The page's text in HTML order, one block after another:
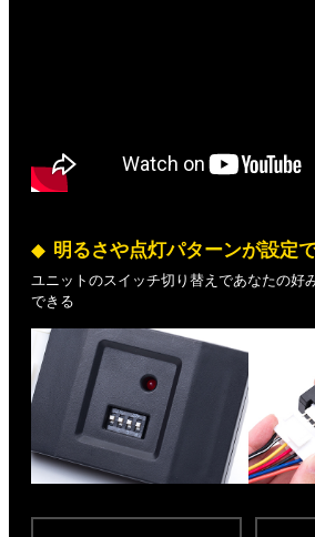
明るさや点灯パターンが設定
ユニットのスイッチ切り替えであなたの好
できる